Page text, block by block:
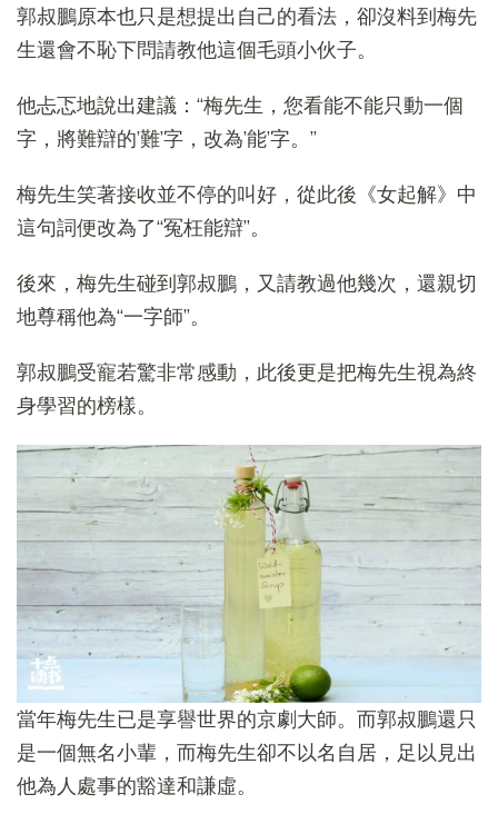
郭叔鵬原本也只是想提出自己的看法，卻沒料到梅先
生還會不恥下問請教他這個毛頭小伙子。
他忐忑地說出建議：“梅先生，您看能不能只動一個
字，將難辯的’難’字，改為’能’字。”
梅先生笑著接收並不停的叫好，從此後《女起解》中
這句詞便改為了“冤枉能辯”。
後來，梅先生碰到郭叔鵬，又請教過他幾次，還親切
地尊稱他為“一字師”。
郭叔鵬受寵若驚非常感動，此後更是把梅先生視為終
身學習的榜樣。
當年梅先生已是享譽世界的京劇大師。而郭叔鵬還只
是一個無名小輩，而梅先生卻不以名自居，足以見出
他為人處事的豁達和謙虛。